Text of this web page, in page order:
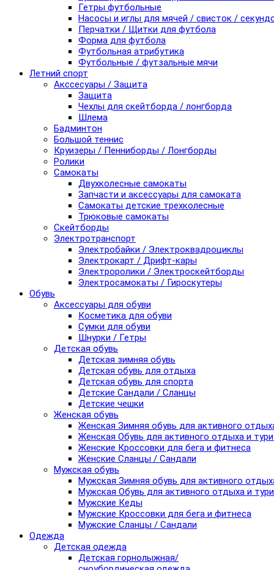
Гетры футбольные
Насосы и иглы для мячей / свисток /
Перчатки / Щитки для футбола
Форма для футбола
Футбольная атрибутика
Футбольные / футзальные мячи
Летний спорт
Акссесуары / Защита
Защита
Чехлы для скейтборда / лонгборда
Шлема
Бадминтон
Большой теннис
Круизеры / Пенниборды / Лонгборды
Ролики
Самокаты
Двухколесные самокаты
Запчасти и аксессуары для самоката
Самокаты детские трехколесные
Трюковые самокаты
Скейтборды
Электротранспорт
Электробайки / Электроквадроциклы
Электрокарт / Дрифт-кары
Электроролики / Электроскейтборды
Электросамокаты / Гироскутеры
Обувь
Аксессуары для обуви
Косметика для обуви
Сумки для обуви
Шнурки / Гетры
Детская обувь
Детская зимняя обувь
Детская обувь для отдыха
Детская обувь для спорта
Детские Сандали / Сланцы
Детские чешки
Женская обувь
Женская Зимняя обувь для активного
Женская Обувь для активного отдыха и
Женские Кроссовки для бега и фитнеса
Женские Сланцы / Сандали
Мужская обувь
Мужская Зимняя обувь для активного
Мужская Обувь для активного отдыха и
Мужские Кеды
Мужские Кроссовки для бега и фитнеса
Мужские Сланцы / Сандали
Одежда
Детская одежда
Детская горнолыжная/